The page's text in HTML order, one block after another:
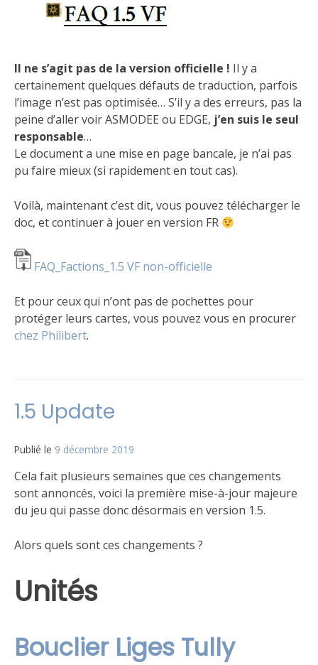
Il ne s’agit pas de la version officielle ! Il y a
certainement quelques défauts de traduction, parfois
l’image n’est pas optimisée… S’il y a des erreurs, pas la
peine d’aller voir ASMODEE ou EDGE, j’en suis le seul
responsable…
Le document a une mise en page bancale, je n’ai pas
pu faire mieux (si rapidement en tout cas).
Voilà, maintenant c’est dit, vous pouvez télécharger le
doc, et continuer à jouer en version FR
FAQ_Factions_1.5 VF non-officielle
Et pour ceux qui n’ont pas de pochettes pour
protéger leurs cartes, vous pouvez vous en procurer
chez Philibert.
jeu
Cartes
(non-
1.5 Update
Publié le 9 décembre 2019
Cela fait plusieurs semaines que ces changements
sont annoncés, voici la première mise-à-jour majeure
du jeu qui passe donc désormais en version 1.5.
Alors quels sont ces changements ?
Unités
Bouclier Liges Tully